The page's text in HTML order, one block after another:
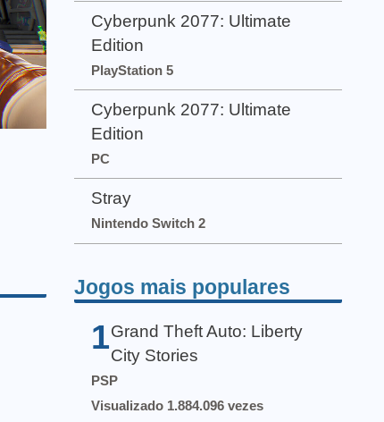
Cyberpunk 2077: Ultimate
Edition
PlayStation 5
Cyberpunk 2077: Ultimate
Edition
PC
Stray
Nintendo Switch 2
Jogos mais populares
1 Grand Theft Auto: Liberty
City Stories
PSP
Visualizado 1.884.096 vezes